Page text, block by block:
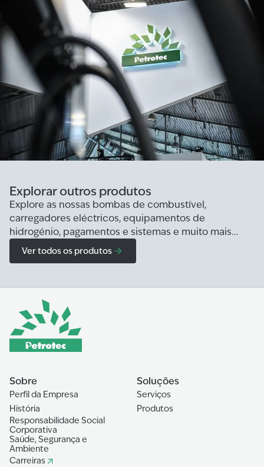
Explorar outros produtos
Explore as nossas bombas de combustível,
carregadores eléctricos, equipamentos de
hidrogénio, pagamentos e sistemas e muito mais...
Ver todos os produtos
Sobre
Perfil da Empresa
História
Responsabilidade Social
Corporativa
Saúde, Segurança e
Ambiente
Carreiras
Soluções
Serviços
Produtos